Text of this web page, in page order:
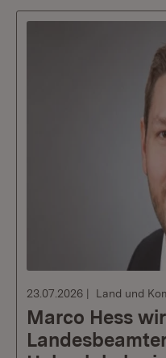
23.07.2026 Land und
Marco Hess